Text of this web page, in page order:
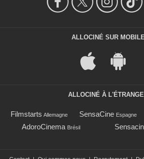
ALLOCINÉ SUR
ALLOCINÉ À
Filmstarts Allemagne SensaCine Espagne
AdoroCinema Brésil